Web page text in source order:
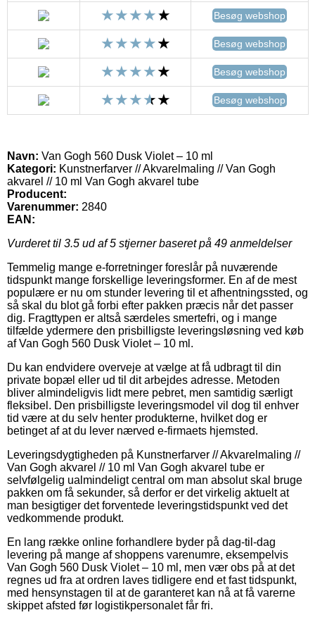
Besøg webshop
Besøg webshop
Besøg webshop
Besøg webshop
Navn: Van Gogh 560 Dusk Violet – 10 ml
Kategori: Kunstnerfarver // Akvarelmaling // Van Gogh
akvarel // 10 ml Van Gogh akvarel tube
Producent:
Varenummer: 2840
EAN:
Vurderet til 3.5 ud af 5 stjerner baseret på 49 anmeldelser
Temmelig mange e-forretninger foreslår på nuværende
tidspunkt mange forskellige leveringsformer. En af de mest
populære er nu om stunder levering til et afhentningssted, og
så skal du blot gå forbi efter pakken præcis når det passer
dig. Fragttypen er altså særdeles smertefri, og i mange
tilfælde ydermere den prisbilligste leveringsløsning ved køb
af Van Gogh 560 Dusk Violet – 10 ml.
Du kan endvidere overveje at vælge at få udbragt til din
private bopæl eller ud til dit arbejdes adresse. Metoden
bliver almindeligvis lidt mere pebret, men samtidig særligt
fleksibel. Den prisbilligste leveringsmodel vil dog til enhver
tid være at du selv henter produkterne, hvilket dog er
betinget af at du lever nærved e-firmaets hjemsted.
Leveringsdygtigheden på Kunstnerfarver // Akvarelmaling //
Van Gogh akvarel // 10 ml Van Gogh akvarel tube er
selvfølgelig ualmindeligt central om man absolut skal bruge
pakken om få sekunder, så derfor er det virkelig aktuelt at
man besigtiger det forventede leveringstidspunkt ved det
vedkommende produkt.
En lang række online forhandlere byder på dag-til-dag
levering på mange af shoppens varenumre, eksempelvis
Van Gogh 560 Dusk Violet – 10 ml, men vær obs på at det
regnes ud fra at ordren laves tidligere end et fast tidspunkt,
med hensynstagen til at de garanteret kan nå at få varerne
skippet afsted før logistikpersonalet får fri.